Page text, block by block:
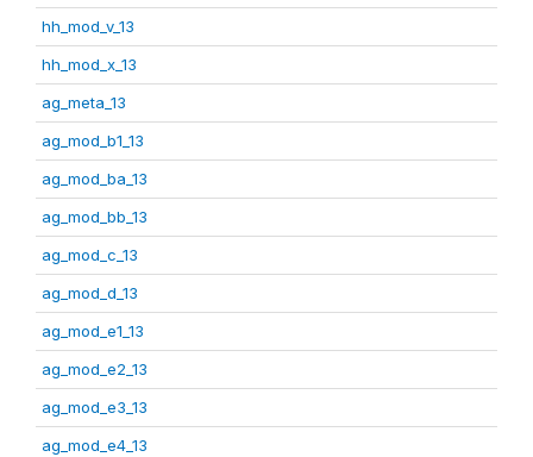
hh_mod_v_13
hh_mod_x_13
ag_meta_13
ag_mod_b1_13
ag_mod_ba_13
ag_mod_bb_13
ag_mod_c_13
ag_mod_d_13
ag_mod_e1_13
ag_mod_e2_13
ag_mod_e3_13
ag_mod_e4_13